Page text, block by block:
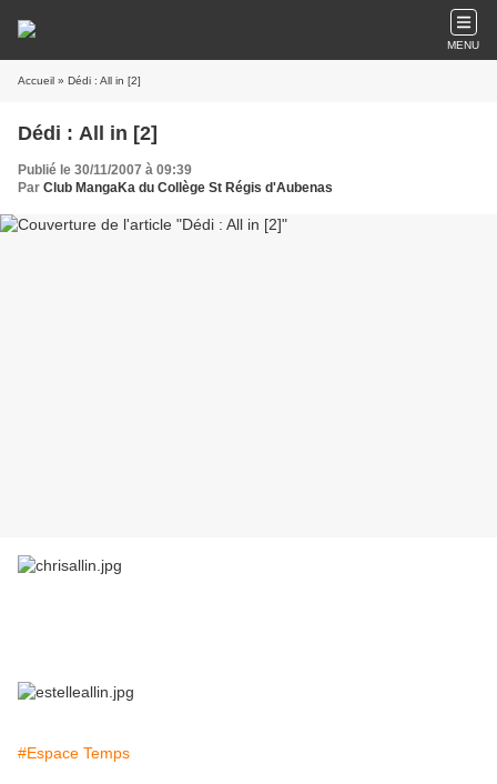
MENU
Accueil » Dédi : All in [2]
Dédi : All in [2]
Publié le 30/11/2007 à 09:39
Par Club MangaKa du Collège St Régis d'Aubenas
#Espace Temps